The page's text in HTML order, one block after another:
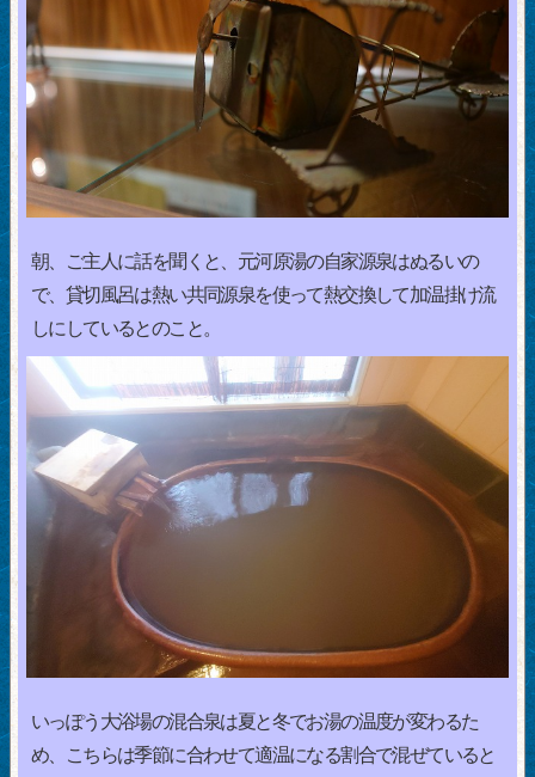
朝、ご主人に話を聞くと、元河原湯の自家源泉はぬるいの
で、貸切風呂は熱い共同源泉を使って熱交換して加温掛け流
しにしているとのこと。
いっぽう大浴場の混合泉は夏と冬でお湯の温度が変わるた
め、こちらは季節に合わせて適温になる割合で混ぜていると